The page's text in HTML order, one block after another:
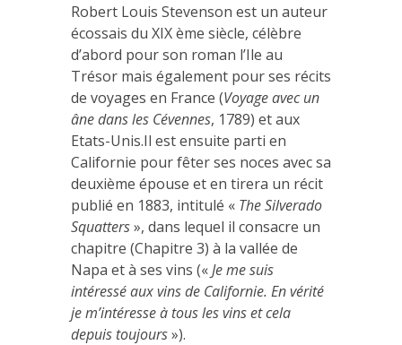
Robert Louis Stevenson est un auteur
écossais du XIX ème siècle, célèbre
d’abord pour son roman l’Ile au
Trésor mais également pour ses récits
de voyages en France (Voyage avec un
âne dans les Cévennes, 1789) et aux
Etats-Unis.Il est ensuite parti en
Californie pour fêter ses noces avec sa
deuxième épouse et en tirera un récit
publié en 1883, intitulé « The Silverado
Squatters», dans lequel il consacre un
chapitre (Chapitre 3) à la vallée de
Napa et à ses vins («Je me suis
intéressé aux vins de Californie. En vérité
je m’intéresse à tous les vins et cela
depuis toujours»).